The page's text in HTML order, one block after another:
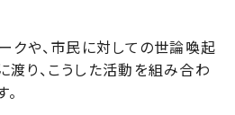
クや、市民に対しての世論喚起
渡り、こうした活動を組み合わ